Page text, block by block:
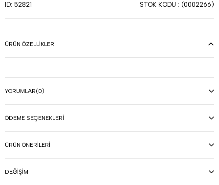
ID: 52821 STOK KODU (0002266)
ÜRÜN ÖZELLIKLERI
YORUMLAR(0)
ÖDEME SEÇENEKLERI
ÜRÜN ÖNERILERI
DEĞIŞIM